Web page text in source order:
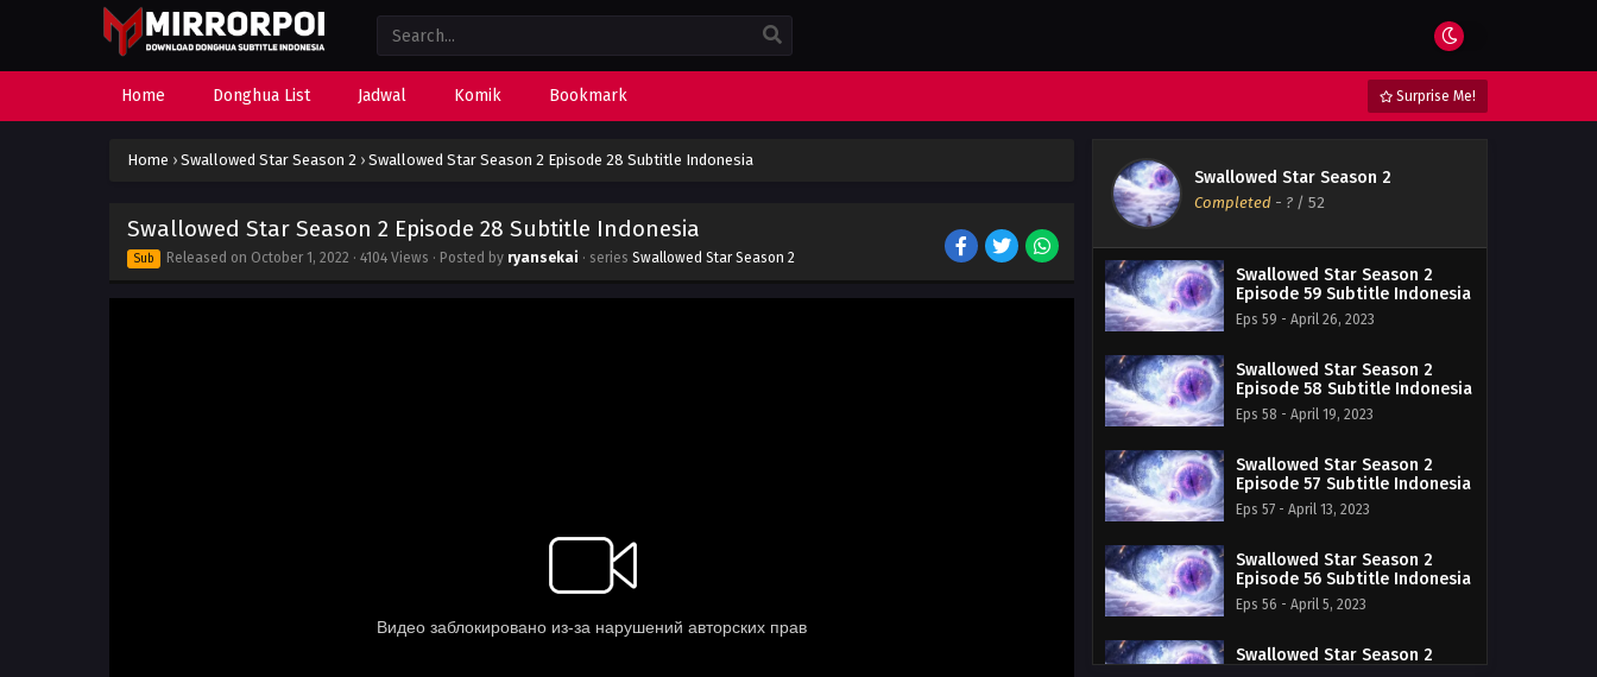
Home Donghua List Jadwal Komik Bookmark Surprise Me!
Home › Swallowed Star Season 2 › Swallowed Star Season 2 Episode 28 Subtitle Indonesia
Swallowed Star Season 2 Episode 28 Subtitle Indonesia
Sub Released on October 1, 2022 · 4104 Views · Posted by ryansekai · series Swallowed Star Season 2
Swallowed Star Season 2
Completed - ? / 52
Swallowed Star Season 2
Episode 59 Subtitle Indonesia
Eps 59 - April 26, 2023
Swallowed Star Season 2
Episode 58 Subtitle Indonesia
Eps 58 - April 19, 2023
Swallowed Star Season 2
Episode 57 Subtitle Indonesia
Eps 57 - April 13, 2023
Swallowed Star Season 2
Episode 56 Subtitle Indonesia
Eps 56 - April 5, 2023
Swallowed Star Season 2